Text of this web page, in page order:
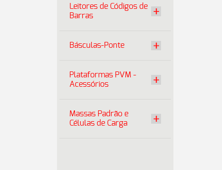
Leitores de Códigos de
Barras
Básculas-Ponte
Plataformas PVM -
Acessórios
Massas Padrão e
Células de Carga